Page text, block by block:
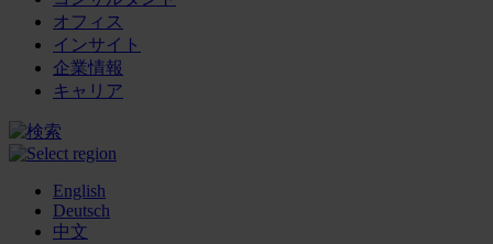
オフィス
インサイト
企業情報
キャリア
English
Deutsch
中文